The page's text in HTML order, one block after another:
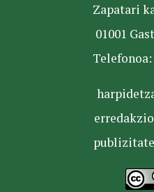
Zapatari
01001
Telefonoa: